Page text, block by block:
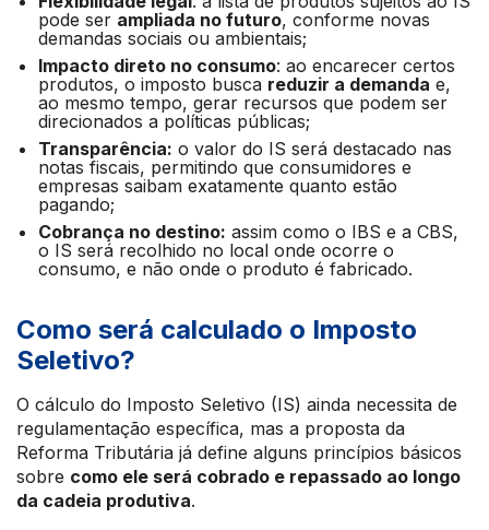
pode ser ampliada no futuro, conforme novas
demandas sociais ou ambientais;
Impacto direto no consumo: ao encarecer certos
produtos, o imposto busca reduzir a demanda e,
ao mesmo tempo, gerar recursos que podem ser
direcionados a políticas públicas;
Transparência: o valor do IS será destacado nas
notas fiscais, permitindo que consumidores e
empresas saibam exatamente quanto estão
pagando;
Cobrança no destino: assim como o IBS e a CBS,
o IS será recolhido no local onde ocorre o
consumo, e não onde o produto é fabricado.
Como será calculado o Imposto
Seletivo?
O cálculo do Imposto Seletivo (IS) ainda necessita de
regulamentação específica, mas a proposta da
Reforma Tributária já define alguns princípios básicos
sobre como ele será cobrado e repassado ao longo
da cadeia produtiva.